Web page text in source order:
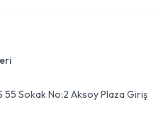
55 Sokak No:2 Aksoy Plaza Giriş